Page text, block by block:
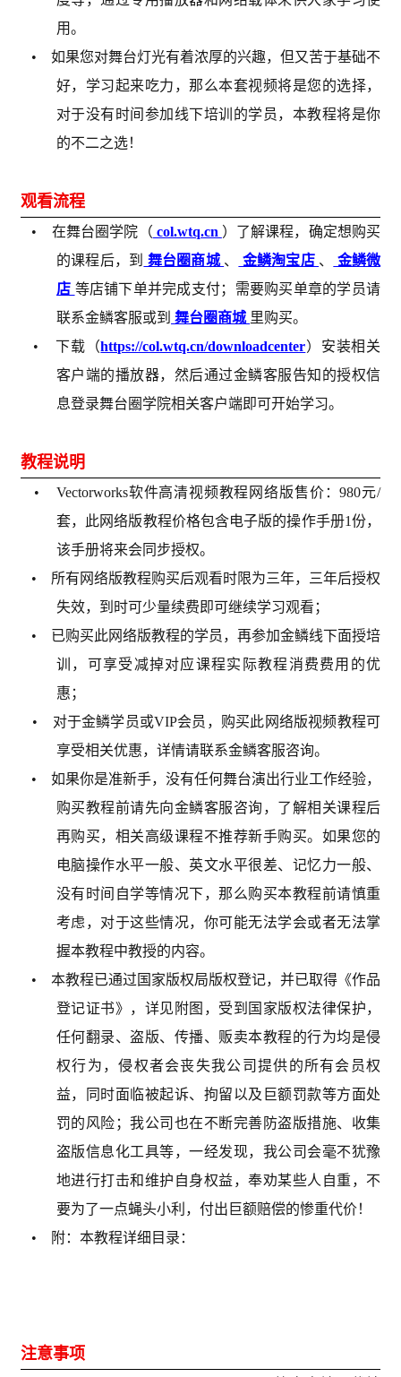
用。
• 如果您对舞台灯光有着浓厚的兴趣，但又苦于基础不
好，学习起来吃力，那么本套视频将是您的选择，
对于没有时间参加线下培训的学员，本教程将是你
的不二之选！
观看流程
• 在舞台圈学院（ col.wtq.cn ）了解课程，确定想购买
的课程后，到 舞台圈商城 、 金鳞淘宝店 、
金鳞微
店 等店铺下单并完成支付；需要购买单章的学员请
联系金鳞客服或到 舞台圈商城 里购买。
• 下载（https://col.wtq.cn/downloadcenter）安装相关
客户端的播放器，然后通过金鳞客服告知的授权信
息登录舞台圈学院相关客户端即可开始学习。
教程说明
• Vectorworks软件高清视频教程网络版售价：980元/
套，此网络版教程价格包含电子版的操作手册1份，
该手册将来会同步授权。
• 所有网络版教程购买后观看时限为三年，三年后授权
失效，到时可少量续费即可继续学习观看；
• 已购买此网络版教程的学员，再参加金鳞线下面授培
训，可享受减掉对应课程实际教程消费费用的优
惠；
• 对于金鳞学员或VIP会员，购买此网络版视频教程可
享受相关优惠，详情请联系金鳞客服咨询。
• 如果你是准新手，没有任何舞台演出行业工作经验，
购买教程前请先向金鳞客服咨询，了解相关课程后
再购买，相关高级课程不推荐新手购买。如果您的
电脑操作水平一般、英文水平很差、记忆力一般、
没有时间自学等情况下，那么购买本教程前请慎重
考虑，对于这些情况，你可能无法学会或者无法掌
握本教程中教授的内容。
• 本教程已通过国家版权局版权登记，并已取得《作品
登记证书》，详见附图，受到国家版权法律保护，
任何翻录、盗版、传播、贩卖本教程的行为均是侵
权行为，侵权者会丧失我公司提供的所有会员权
益，同时面临被起诉、拘留以及巨额罚款等方面处
罚的风险；我公司也在不断完善防盗版措施、收集
盗版信息化工具等，一经发现，我公司会毫不犹豫
地进行打击和维护自身权益，奉劝某些人自重，不
要为了一点蝇头小利，付出巨额赔偿的惨重代价！
• 附：本教程详细目录：
注意事项